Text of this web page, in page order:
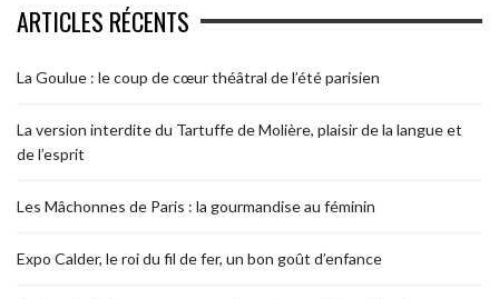
ARTICLES RÉCENTS
La Goulue : le coup de cœur théâtral de l’été parisien
La version interdite du Tartuffe de Molière, plaisir de la langue et
de l’esprit
Les Mâchonnes de Paris : la gourmandise au féminin
Expo Calder, le roi du fil de fer, un bon goût d’enfance